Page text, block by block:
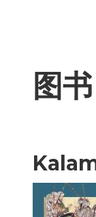
图书